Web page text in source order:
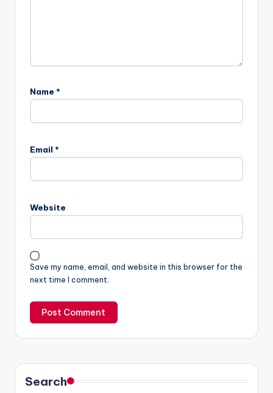
Name *
Email *
Website
Save my name, email, and website in this browser for the
next time I comment.
Search